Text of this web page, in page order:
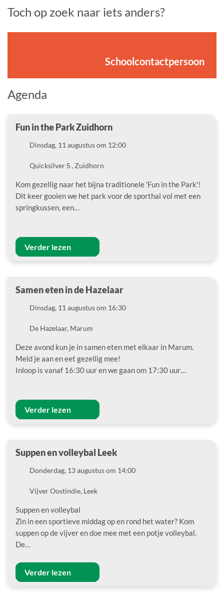
Toch op zoek naar iets anders?
Schoolcontactpersoon
Agenda
Fun in the Park Zuidhorn
DatumDinsdag, 11 augustus om 12:00
LocatieQuicksilver S , Zuidhorn
Kom gezellig naar het bijna traditionele 'Fun in the Park'!
Dit keer gooien we het park voor de sporthal vol met een
springkussen, een…
Verder lezen
Samen eten in de Hazelaar
DatumDinsdag, 11 augustus om 16:30
LocatieDe Hazelaar, Marum
Deze avond kun je in samen eten met elkaar in Marum.
Meld je aan en eet gezellig mee!
Inloop is vanaf 16:30 uur en we gaan om 17:30 uur…
Verder lezen
Suppen en volleybal Leek
DatumDonderdag, 13 augustus om 14:00
LocatieVijver Oostindie, Leek
Suppen en volleybal
Zin in een sportieve middag op en rond het water? Kom
suppen op de vijver en doe mee met een potje volleybal.
De…
Verder lezen